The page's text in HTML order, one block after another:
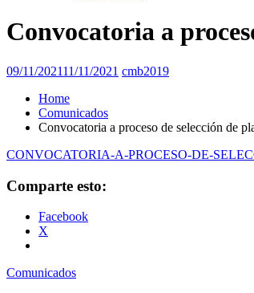
Convocatoria a
09/11/202111/11/2021 cmb2019
Home
Comunicados
Convocatoria a proceso de selección de
CONVOCATORIA-A-PROCESO-DE-
Comparte esto:
Facebook
X
Comunicados